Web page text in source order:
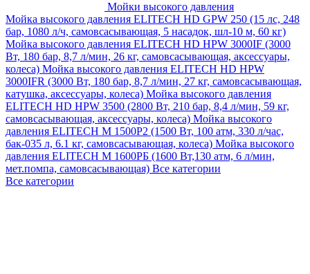
Мойки высокого давления
Мойка высокого давления ELITECH HD GPW 250 (15 лс, 248
бар, 1080 л/ч, самовсасывающая, 5 насадок, шл-10 м, 60 кг)
Мойка высокого давления ELITECH HD HPW 3000IF (3000
Вт, 180 бар, 8,7 л/мин, 26 кг, самовсасывающая, аксессуары,
колеса) Мойка высокого давления ELITECH HD HPW
3000IFR (3000 Вт, 180 бар, 8,7 л/мин, 27 кг, самовсасывающая,
катушка, аксессуары, колеса) Мойка высокого давления
ELITECH HD HPW 3500 (2800 Вт, 210 бар, 8,4 л/мин, 59 кг,
самовсасывающая, аксессуары, колеса) Мойка высокого
давления ELITECH M 1500P2 (1500 Вт, 100 атм, 330 л/час,
бак-035 л, 6.1 кг, самовсасывающая, колеса) Мойка высокого
давления ELITECH М 1600РБ (1600 Вт,130 атм, 6 л/мин,
мет.помпа, самовсасывающая) Все категории
Все категории